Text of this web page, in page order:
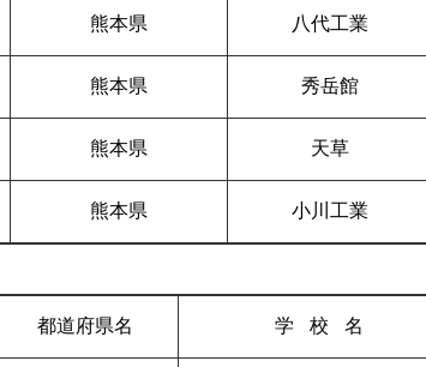
熊本県 八代工業
熊本県 秀岳館
熊本県 天草
熊本県 小川工業
都道府県名 学校 名